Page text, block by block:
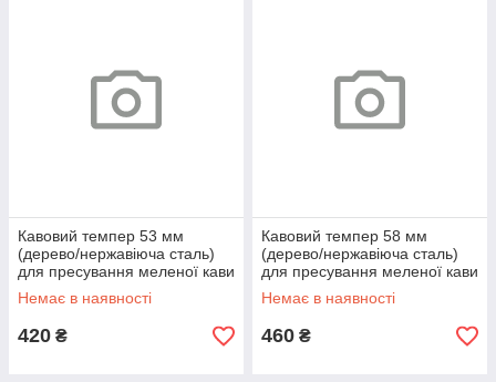
Кавовий темпер 53 мм
(дерево/нержавіюча сталь)
для пресування меленої кави
T-5827/1
Немає в наявності
420 ₴
Кавовий темпер 58 мм
(дерево/нержавіюча сталь)
для пресування меленої кави
T-5827/2
Немає в наявності
460 ₴